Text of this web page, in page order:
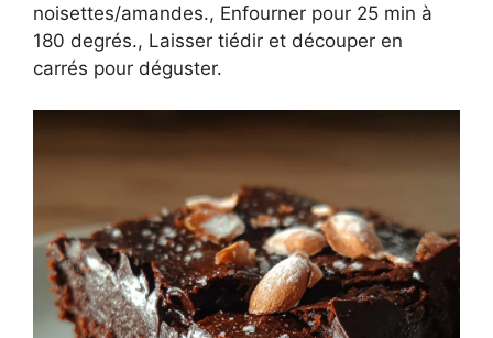
noisettes/amandes., Enfourner pour 25 min à
180 degrés., Laisser tiédir et découper en
carrés pour déguster.